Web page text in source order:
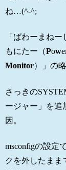
ね…(^-^;
「ぱわーまね
もにたー（Powe
Monitor）」の
さっきの
ージャー」を追
因。
msconfigの設定
クを外したまま